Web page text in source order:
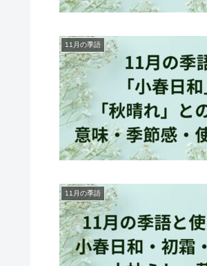
11月の季語
11月の季語